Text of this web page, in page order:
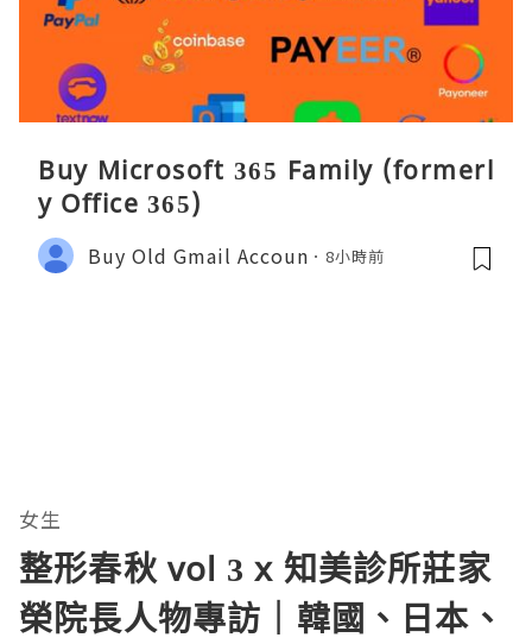
Buy Microsoft 365 Family (formerl
y Office 365)
Buy Old Gmail Accoun 8小時前
女生
整形春秋 vol 3 x 知美診所莊家
榮院長人物專訪｜韓國、日本、